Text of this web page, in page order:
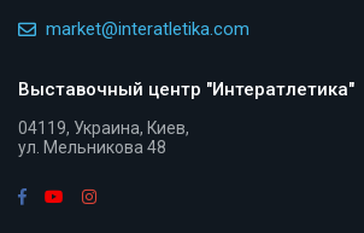
market@interatletika.com
Выставочный центр "Интератлетика"
04119, Украина, Киев,
ул. Мельникова 48